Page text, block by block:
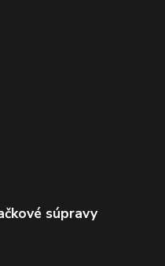
súpravy